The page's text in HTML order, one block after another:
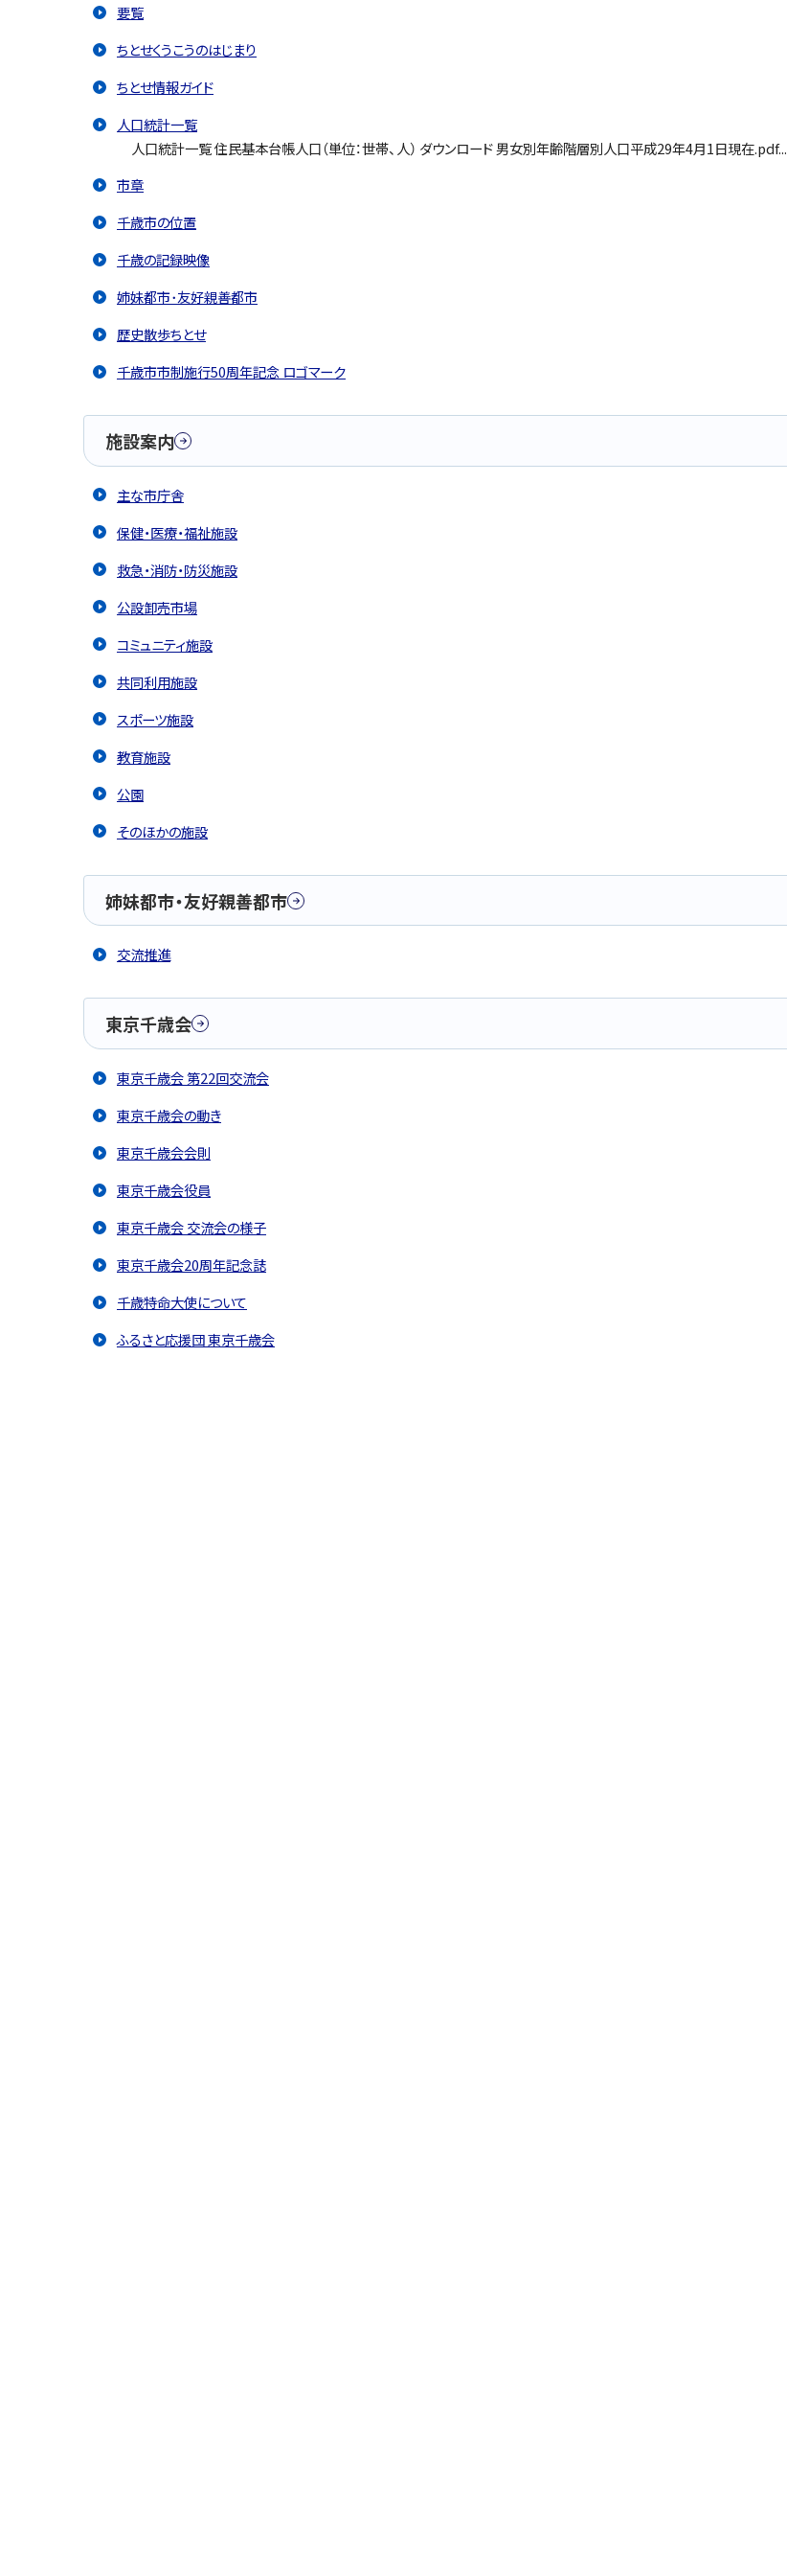
要覧
ちとせくうこうのはじまり
ちとせ情報ガイド
人口統計一覧
人口統計一覧 住民基本台帳人口（単位：世帯、人） ダウンロード 男女別年齢階層別人口平成29年4月1日現在.pdf...
市章
千歳市の位置
千歳の記録映像
姉妹都市･友好親善都市
歴史散歩ちとせ
千歳市市制施行50周年記念 ロゴマーク
施設案内
主な市庁舎
保健・医療・福祉施設
救急・消防・防災施設
公設卸売市場
コミュニティ施設
共同利用施設
スポーツ施設
教育施設
公園
そのほかの施設
姉妹都市・友好親善都市
交流推進
東京千歳会
東京千歳会 第22回交流会
東京千歳会の動き
東京千歳会会則
東京千歳会役員
東京千歳会 交流会の様子
東京千歳会20周年記念誌
千歳特命大使について
ふるさと応援団 東京千歳会